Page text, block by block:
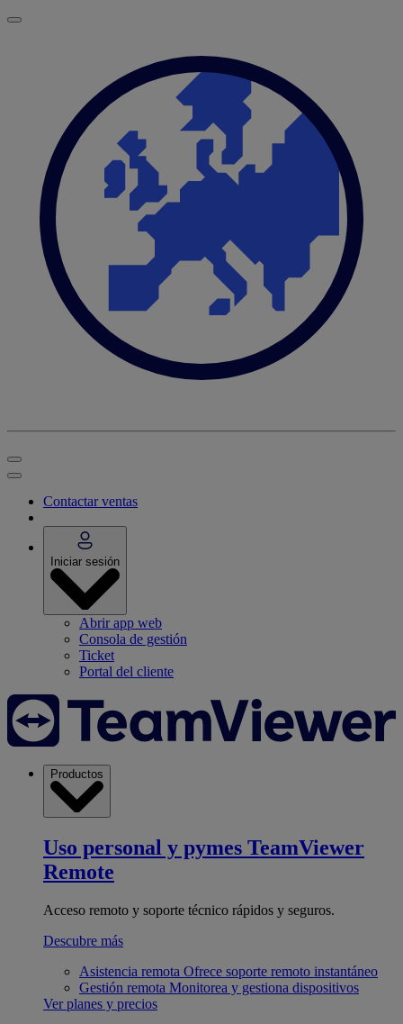
Contactar ventas
Iniciar sesión
Abrir app web
Consola de gestión
Ticket
Portal del cliente
Productos
Uso personal y pymes TeamViewer
Remote
Acceso remoto y soporte técnico rápidos y seguros.
Descubre más
Asistencia remota Ofrece soporte remoto instantáneo
Gestión remota Monitorea y gestiona dispositivos
Ver planes y precios